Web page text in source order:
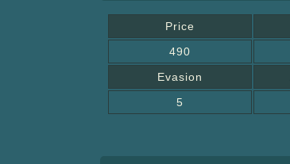
Price
490
Evasion
5